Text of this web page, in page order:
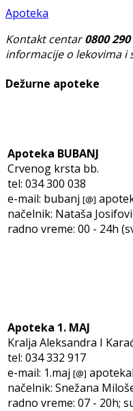
Apoteka
Kontakt centar0800 290
informacije o lekovima i
Dežurne apoteke
Apoteka BUBANJ
Crvenog krsta bb.
tel: 034 300 038
e-mail: bubanj [@]
načelnik: Nataša
radno vreme: 00 - 24h
Apoteka 1. MAJ
Kralja Aleksandra I
tel: 034 332 917
e-mail: 1.maj [@]
načelnik: Snežana
radno vreme: 07 - 20h;